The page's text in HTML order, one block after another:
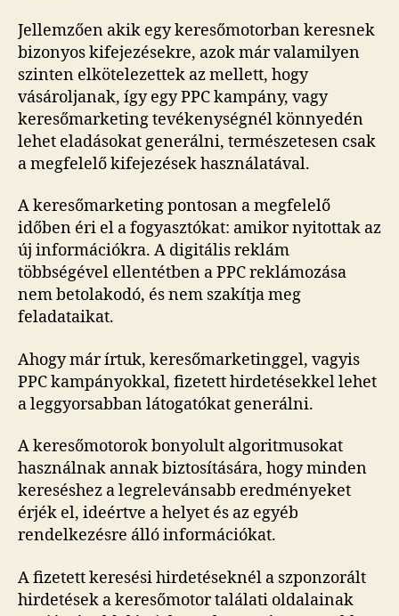
Jellemzően akik egy keresőmotorban keresnek
bizonyos kifejezésekre, azok már valamilyen
szinten elkötelezettek az mellett, hogy
vásároljanak, így egy PPC kampány, vagy
keresőmarketing tevékenységnél könnyedén
lehet eladásokat generálni, természetesen csak
a megfelelő kifejezések használatával.
A keresőmarketing pontosan a megfelelő
időben éri el a fogyasztókat: amikor nyitottak az
új információkra. A digitális reklám
többségével ellentétben a PPC reklámozása
nem betolakodó, és nem szakítja meg
feladataikat.
Ahogy már írtuk, keresőmarketinggel, vagyis
PPC kampányokkal, fizetett hirdetésekkel lehet
a leggyorsabban látogatókat generálni.
A keresőmotorok bonyolult algoritmusokat
használnak annak biztosítására, hogy minden
kereséshez a legrelevánsabb eredményeket
érjék el, ideértve a helyet és az egyéb
rendelkezésre álló információkat.
A fizetett keresési hirdetéseknél a szponzorált
hirdetések a keresőmotor találati oldalainak